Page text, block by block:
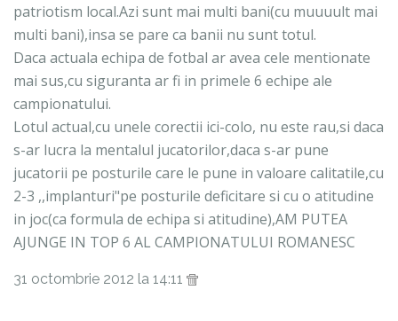
patriotism local.Azi sunt mai multi bani(cu muuuult mai
multi bani),insa se pare ca banii nu sunt totul.
Daca actuala echipa de fotbal ar avea cele mentionate
mai sus,cu siguranta ar fi in primele 6 echipe ale
campionatului.
Lotul actual,cu unele corectii ici-colo, nu este rau,si daca
s-ar lucra la mentalul jucatorilor,daca s-ar pune
jucatorii pe posturile care le pune in valoare calitatile,cu
2-3 ,,implanturi"pe posturile deficitare si cu o atitudine
in joc(ca formula de echipa si atitudine),AM PUTEA
AJUNGE IN TOP 6 AL CAMPIONATULUI ROMANESC
31 octombrie 2012 la 14:11